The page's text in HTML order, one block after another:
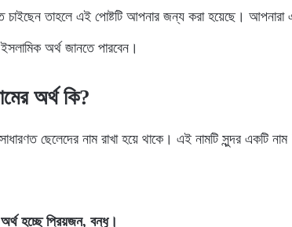
চাইছেন তাহলে এই পোষ্টটি আপনার জন্য করা হয়েছে।
অর্থ জানতে পারবেন।
অর্থকি?
ছেলেদের নাম রাখা হয়ে থাকে। এই নামটি সুন্দর একটি
হচ্ছে প্রিয়জন, বন্ধু।